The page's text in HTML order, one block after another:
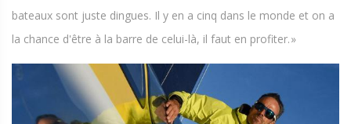
bateaux sont juste dingues. Il y en a cinq dans le monde et on a
la chance d'être à la barre de celui-là, il faut en profiter. »